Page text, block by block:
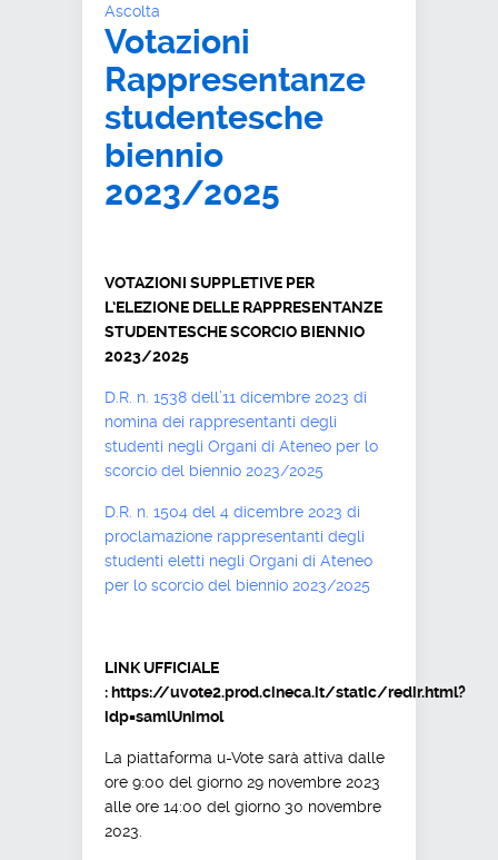
Ascolta
Votazioni
Rappresentanze
studentesche
biennio
2023/2025
VOTAZIONI SUPPLETIVE PER
L’ELEZIONE DELLE RAPPRESENTANZE
STUDENTESCHE SCORCIO BIENNIO
2023/2025
D.R. n. 1538 dell’11 dicembre 2023 di
nomina dei rappresentanti degli
studenti negli Organi di Ateneo per lo
scorcio del biennio 2023/2025
D.R. n. 1504 del 4 dicembre 2023 di
proclamazione rappresentanti degli
studenti eletti negli Organi di Ateneo
per lo scorcio del biennio 2023/2025
LINK UFFICIALE
: https://uvote2.prod.cineca.it/static/redir.html?
idp=samlUnimol
La piattaforma u-Vote sarà attiva dalle
ore 9:00 del giorno 29 novembre 2023
alle ore 14:00 del giorno 30 novembre
2023.